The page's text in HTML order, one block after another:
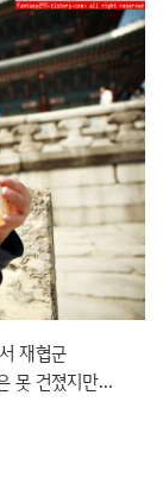
재협군
못 건졌지만...